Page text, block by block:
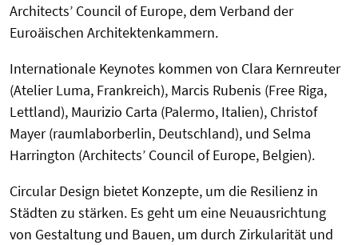
Architects’ Council of Europe, dem Verband der
Euroäischen Architektenkammern.
Internationale Keynotes kommen von Clara Kernreuter
(Atelier Luma, Frankreich), Marcis Rubenis (Free Riga,
Lettland), Maurizio Carta (Palermo, Italien), Christof
Mayer (raumlaborberlin, Deutschland), und Selma
Harrington (Architects’ Council of Europe, Belgien).
Circular Design bietet Konzepte, um die Resilienz in
Städten zu stärken. Es geht um eine Neuausrichtung
von Gestaltung und Bauen, um durch Zirkularität und